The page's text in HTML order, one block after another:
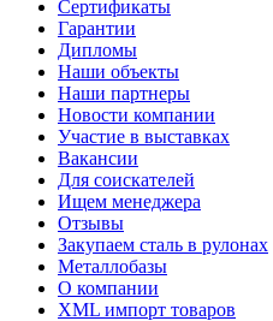
Сертификаты
Гарантии
Дипломы
Наши объекты
Наши партнеры
Новости компании
Участие в выставках
Вакансии
Для соискателей
Ищем менеджера
Отзывы
Закупаем сталь в рулонах
Металлобазы
О компании
XML импорт товаров